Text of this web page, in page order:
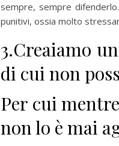
sempre, sempre
punitivi, ossia molto
3.Creaiamo
di cui non
Per cui
non lo è mai